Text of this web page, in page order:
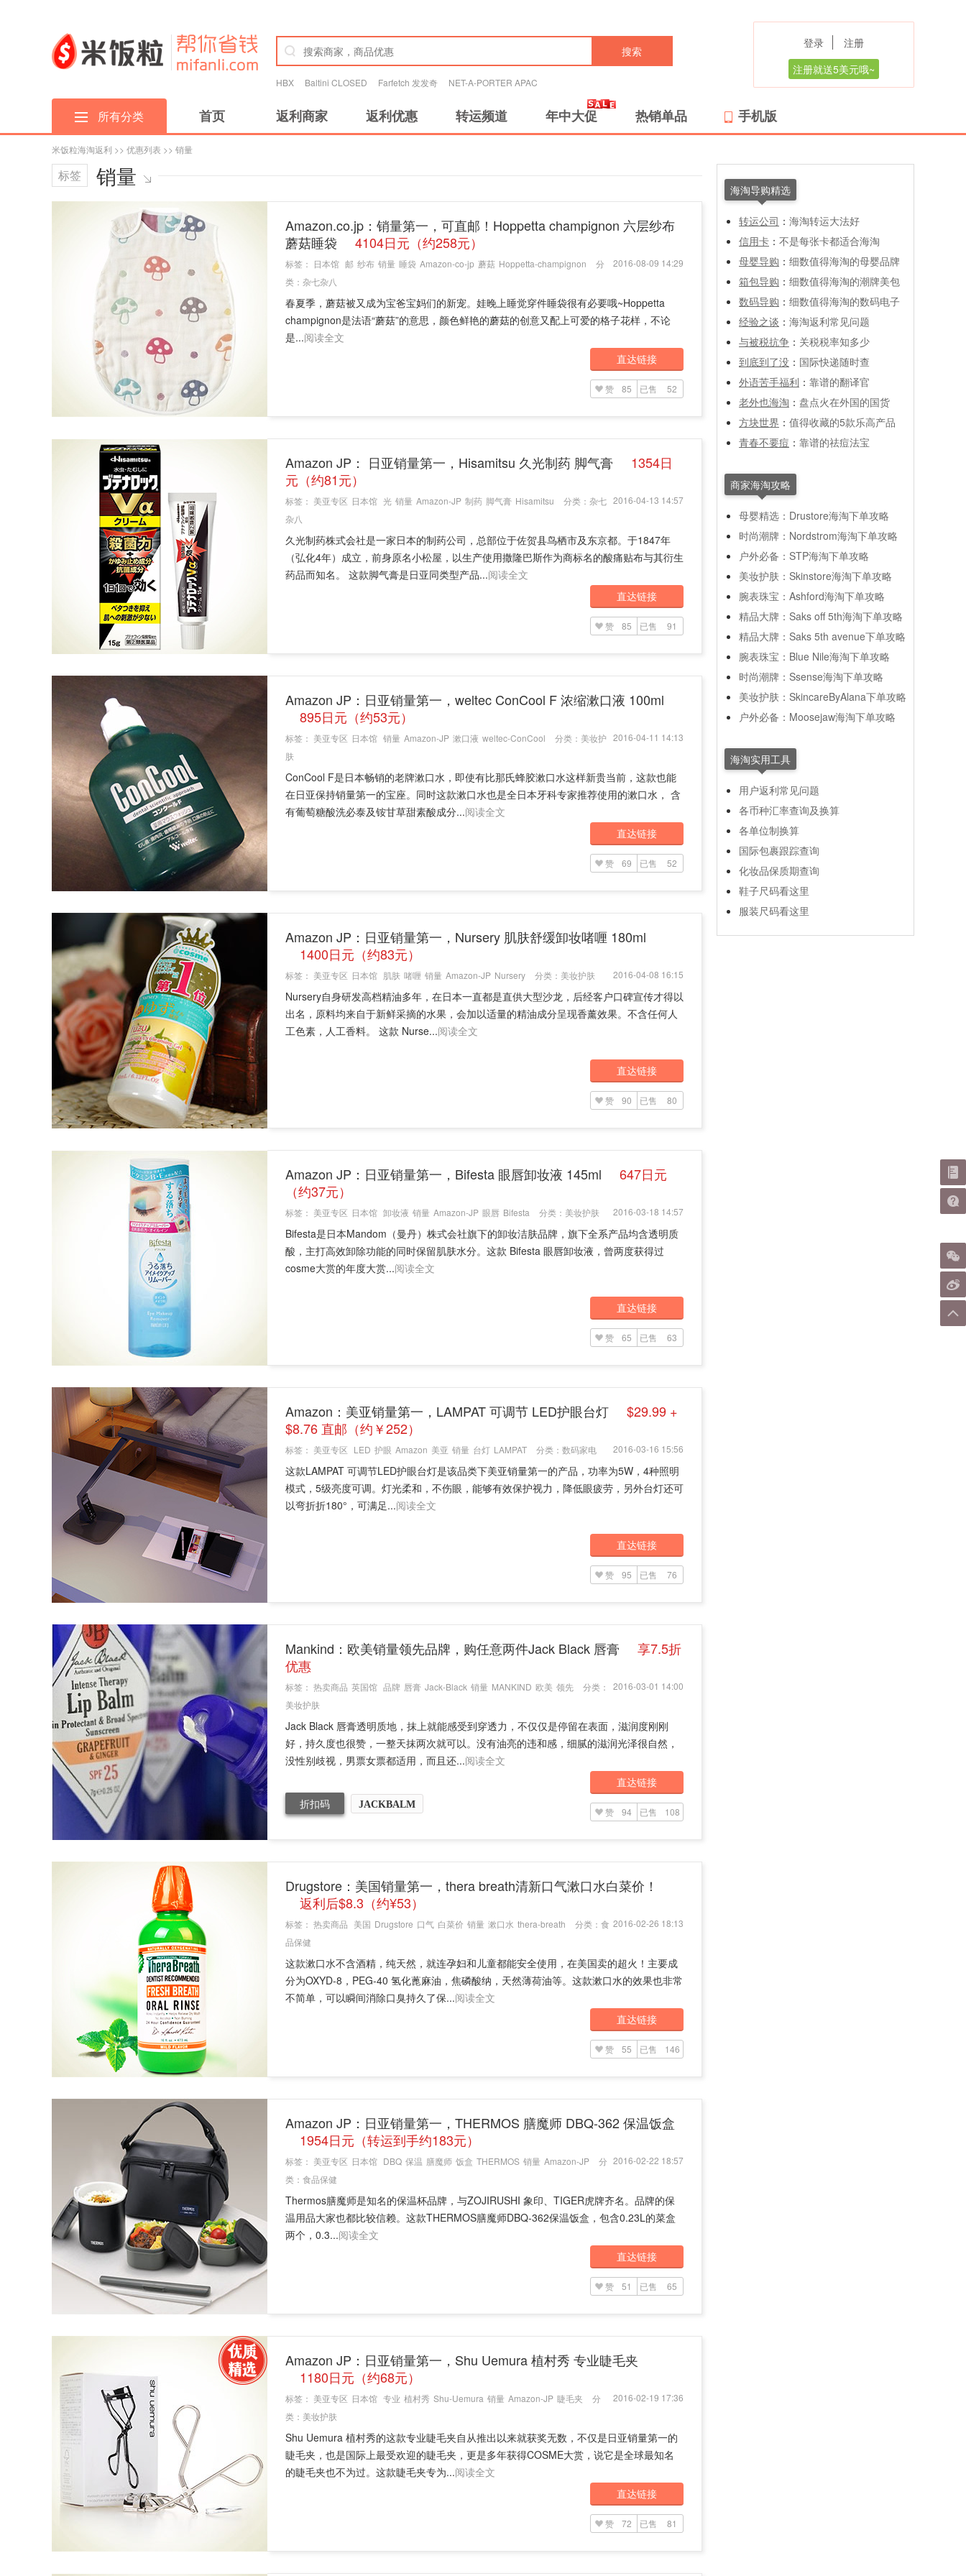
搜索
HBX Baltini CLOSED Farfetch 发发奇 NET-A-PORTER APAC
登录
注册
注册就送5美元哦~
所有分类 首页 返利商家 返利优惠 转运频道 年中大促 热销单品 手机版
米饭粒海淘返利 >> 优惠列表 >> 销量
标签 销量
Amazon.co.jp：销量第一，可直邮！Hoppetta champignon 六层纱布
蘑菇睡袋
4104日元（约258元）
2016-08-09 14:29
标签： 日本馆 邮 纱布 销量 睡袋 Amazon-co-jp 蘑菇 Hoppetta-champignon
分
类： 杂七杂八
春夏季，蘑菇被又成为宝爸宝妈们的新宠。娃晚上睡觉穿件睡袋很有必要哦~Hoppetta
champignon是法语“蘑菇”的意思，颜色鲜艳的蘑菇的创意又配上可爱的格子花样，不论
是...阅读全文
直达链接
赞 85 已售 52
Amazon JP： 日亚销量第一，Hisamitsu 久光制药 脚气膏
1354日
元（约81元）
2016-04-13 14:57
标签： 美亚专区 日本馆 光 销量 Amazon-JP 制药 脚气膏 Hisamitsu 分类： 杂七
杂八
久光制药株式会社是一家日本的制药公司，总部位于佐贺县鸟栖市及东京都。于1847年
（弘化4年）成立，前身原名小松屋，以生产使用撒隆巴斯作为商标名的酸痛贴布与其衍生
药品而知名。 这款脚气膏是日亚同类型产品...阅读全文
直达链接
赞 85 已售 91
Amazon JP：日亚销量第一，weltec ConCool F 浓缩漱口液 100ml
895日元（约53元）
2016-04-11 14:13
标签： 美亚专区 日本馆 销量 Amazon-JP 漱口液 weltec-ConCool 分类： 美妆护
肤
ConCool F是日本畅销的老牌漱口水，即使有比那氏蜂胶漱口水这样新贵当前，这款也能
在日亚保持销量第一的宝座。同时这款漱口水也是全日本牙科专家推荐使用的漱口水， 含
有葡萄糖酸洗必泰及铵甘草甜素酸成分...阅读全文
直达链接
赞 69 已售 52
Amazon JP：日亚销量第一，Nursery 肌肤舒缓卸妆啫喱 180ml
1400日元（约83元）
2016-04-08 16:15
标签： 美亚专区 日本馆 肌肤 啫喱 销量 Amazon-JP Nursery 分类： 美妆护肤
Nursery自身研发高档精油多年，在日本一直都是直供大型沙龙，后经客户口碑宣传才得以
出名，原料均来自于新鲜采摘的水果，会加以适量的精油成分呈现香薰效果。不含任何人
工色素，人工香料。 这款 Nurse...阅读全文
直达链接
赞 90 已售 80
Amazon JP：日亚销量第一，Bifesta 眼唇卸妆液 145ml
647日元
（约37元）
2016-03-18 14:57
标签： 美亚专区 日本馆 卸妆液 销量 Amazon-JP 眼唇 Bifesta 分类： 美妆护肤
Bifesta是日本Mandom（曼丹）株式会社旗下的卸妆洁肤品牌，旗下全系产品均含透明质
酸，主打高效卸除功能的同时保留肌肤水分。这款 Bifesta 眼唇卸妆液，曾两度获得过
cosme大赏的年度大赏...阅读全文
直达链接
赞 65 已售 63
Amazon：美亚销量第一，LAMPAT 可调节 LED护眼台灯
$29.99 +
$8.76 直邮（约￥252）
2016-03-16 15:56
标签： 美亚专区 LED 护眼 Amazon 美亚 销量 台灯 LAMPAT 分类： 数码家电
这款LAMPAT 可调节LED护眼台灯是该品类下美亚销量第一的产品，功率为5W，4种照明
模式，5级亮度可调。灯光柔和，不伤眼，能够有效保护视力，降低眼疲劳，另外台灯还可
以弯折折180°，可满足...阅读全文
直达链接
赞 95 已售 76
Mankind：欧美销量领先品牌，购任意两件Jack Black 唇膏
享7.5折
优惠
2016-03-01 14:00
标签： 热卖商品 英国馆 品牌 唇膏 Jack-Black 销量 MANKIND 欧美 领先
分类：
美妆护肤
Jack Black 唇膏透明质地，抹上就能感受到穿透力，不仅仅是停留在表面，滋润度刚刚
好，持久度也很赞，一整天抹两次就可以。没有油亮的违和感，细腻的滋润光泽很自然，
没性别歧视，男票女票都适用，而且还...阅读全文
折扣码 JACKBALM
直达链接
赞 94 已售 108
Drugstore：美国销量第一，thera breath清新口气漱口水白菜价！
返利后$8.3（约¥53）
2016-02-26 18:13
标签： 热卖商品 美国 Drugstore 口气 白菜价 销量 漱口水 thera-breath 分类： 食
品保健
这款漱口水不含酒精，纯天然，就连孕妇和儿童都能安全使用，在美国卖的超火！主要成
分为OXYD-8，PEG-40 氢化蓖麻油，焦磷酸纳，天然薄荷油等。这款漱口水的效果也非常
不简单，可以瞬间消除口臭持久了保...阅读全文
直达链接
赞 55 已售 146
Amazon JP：日亚销量第一，THERMOS 膳魔师 DBQ-362 保温饭盒
1954日元（转运到手约183元）
2016-02-22 18:57
标签： 美亚专区 日本馆 DBQ 保温 膳魔师 饭盒 THERMOS 销量 Amazon-JP
分
类： 食品保健
Thermos膳魔师是知名的保温杯品牌，与ZOJIRUSHI 象印、TIGER虎牌齐名。品牌的保
温用品大家也都比较信赖。这款THERMOS膳魔师DBQ-362保温饭盒，包含0.23L的菜盒
两个，0.3...阅读全文
直达链接
赞 51 已售 65
Amazon JP：日亚销量第一，Shu Uemura 植村秀 专业睫毛夹
1180日元（约68元）
2016-02-19 17:36
标签： 美亚专区 日本馆 专业 植村秀 Shu-Uemura 销量 Amazon-JP 睫毛夹
分
类： 美妆护肤
Shu Uemura 植村秀的这款专业睫毛夹自从推出以来就获奖无数，不仅是日亚销量第一的
睫毛夹，也是国际上最受欢迎的睫毛夹，更是多年获得COSME大赏，说它是全球最知名
的睫毛夹也不为过。这款睫毛夹专为...阅读全文
直达链接
赞 72 已售 81
海淘导购精选
转运公司 ： 海淘转运大法好
信用卡 ： 不是每张卡都适合海淘
母婴导购 ： 细数值得海淘的母婴品牌
箱包导购 ： 细数值得海淘的潮牌美包
数码导购 ： 细数值得海淘的数码电子
经验之谈 ： 海淘返利常见问题
与被税抗争 ： 关税税率知多少
到底到了没 ： 国际快递随时查
外语苦手福利 ： 靠谱的翻译官
老外也海淘 ： 盘点火在外国的国货
方块世界 ： 值得收藏的5款乐高产品
青春不要痘 ： 靠谱的祛痘法宝
商家海淘攻略
母婴精选：Drustore海淘下单攻略
时尚潮牌：Nordstrom海淘下单攻略
户外必备：STP海淘下单攻略
美妆护肤：Skinstore海淘下单攻略
腕表珠宝：Ashford海淘下单攻略
精品大牌：Saks off 5th海淘下单攻略
精品大牌：Saks 5th avenue下单攻略
腕表珠宝：Blue Nile海淘下单攻略
时尚潮牌：Ssense海淘下单攻略
美妆护肤：SkincareByAlana下单攻略
户外必备：Moosejaw海淘下单攻略
海淘实用工具
用户返利常见问题
各币种汇率查询及换算
各单位制换算
国际包裹跟踪查询
化妆品保质期查询
鞋子尺码看这里
服装尺码看这里